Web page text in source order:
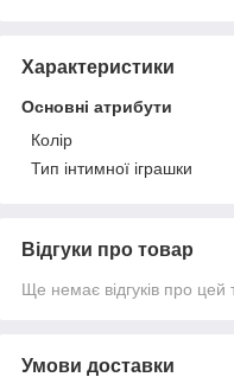
Характеристики
Основні атрибути
Колір
Тип інтимної іграшки
Відгуки про товар
Ще немає відгуків про цей
Умови доставки